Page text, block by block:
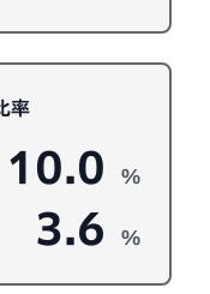
率
10.0 %
3.6 %